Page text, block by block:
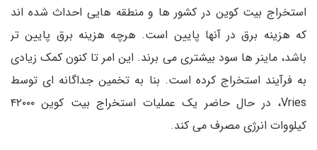
استخراج بیت کوین در کشور ها و منطقه هایی احداث شده اند
که هزینه برق در آنها پایین است. هرچه هزینه برق پایین تر
باشد، ماینر ها سود بیشتری می برند. این امر تا کنون کمک زیادی
به فرآیند استخراج کرده است. بنا به تخمین جداگانه ای توسط
Vries، در حال حاضر یک عملیات استخراج بیت کوین ۴۲۰۰۰
کیلووات انرژی مصرف می کند.